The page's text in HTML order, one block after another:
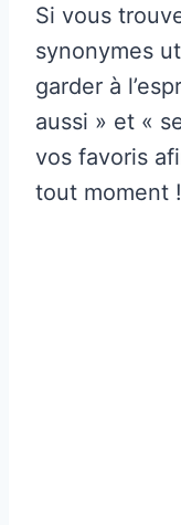
Si vous
synonymes
garder à
aussi » et «
vos favoris
tout moment !